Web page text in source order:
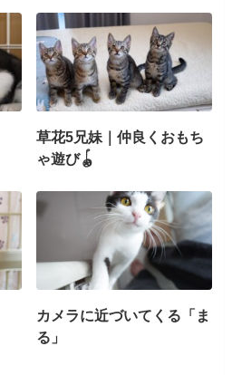
草花5兄妹｜仲良くおもち
ゃ遊び🪀
カメラに近づいてくる「ま
る」